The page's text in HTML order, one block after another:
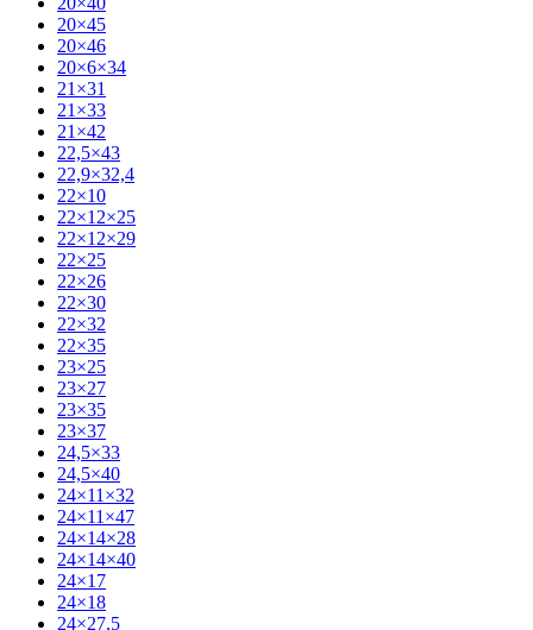
20×45
20×46
20×6×34
21×31
21×33
21×42
22,5×43
22,9×32,4
22×10
22×12×25
22×12×29
22×25
22×26
22×30
22×32
22×35
23×25
23×27
23×35
23×37
24,5×33
24,5×40
24×11×32
24×11×47
24×14×28
24×14×40
24×17
24×18
24×27,5